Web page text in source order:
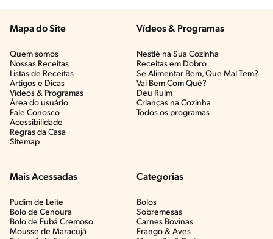
Mapa do Site
Quem somos
Nossas Receitas
Listas de Receitas​
Artigos e Dicas​
Vídeos & Programas​
Área do usuário
Fale Conosco
Acessibilidade
Regras da Casa
Sitemap
Vídeos & Programas​
Nestlé na Sua Cozinha
Receitas em Dobro
Se Alimentar Bem, Que Mal Tem?​
Vai Bem Com Quê?​
Deu Ruim​
Crianças na Cozinha​
Todos os programas
Mais Acessadas
Pudim de Leite
Bolo de Cenoura
Bolo de Fubá Cremoso
Mousse de Maracujá
Categorias
Bolos
Sobremesas
Carnes Bovinas​
Frango & Aves​